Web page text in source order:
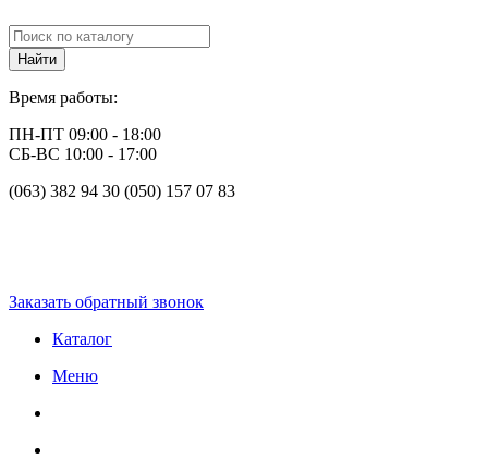
Время работы:
ПН-ПТ 09:00 - 18:00
СБ-ВС 10:00 - 17:00
(063) 382 94 30 (050) 157 07 83
Заказать обратный звонок
Каталог
Меню